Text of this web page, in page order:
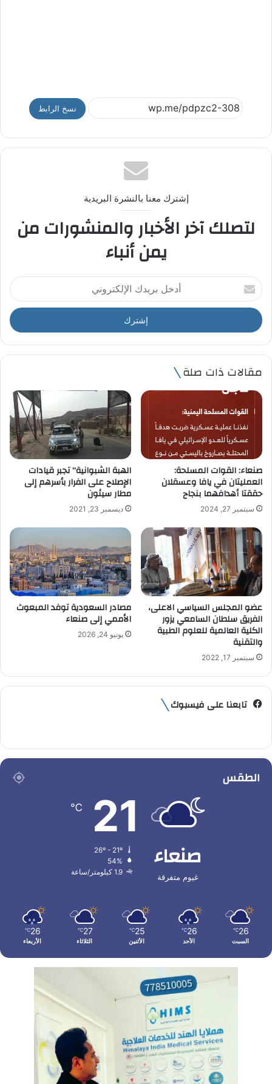
نسخ الرابط
إشترك معنا بالنشرة البريدية
لتصلك آخر الأخبار والمنشورات من
يمن أنباء
أ
د
خ
ل
ر
د
ا
ك
ر
و
ي
مقالات ذات صلة
صنعاء: القوات المسلحة:
العمليتان في يافا وعسقلان
حققتا أهدافهما بنجاح
سبتمبر 27, 2024
الهبة الشبوانية” تجبر قيادات
الإصلاح على الفرار بأسرهم إلى
مطار سيئون
ديسمبر 23, 2021
عضو المجلس السياسي الاعلى،
الفريق سلطان السامعي يزور
الكلية العالمية للعلوم الطبية
والتقنية
سبتمبر 17, 2022
مصادر السعودية توفد المبعوث
الأممي إلى صنعاء
يونيو 24, 2026
تابعنا على فيسبوك
الطقس
صنعاء
غيوم متفرقة
21
℃
54%
1.9 كيلومتر/ساعة
26
℃
السبت
26
℃
الأحد
25
℃
الأثنين
27
℃
الثلاثاء
26
℃
الأربعاء